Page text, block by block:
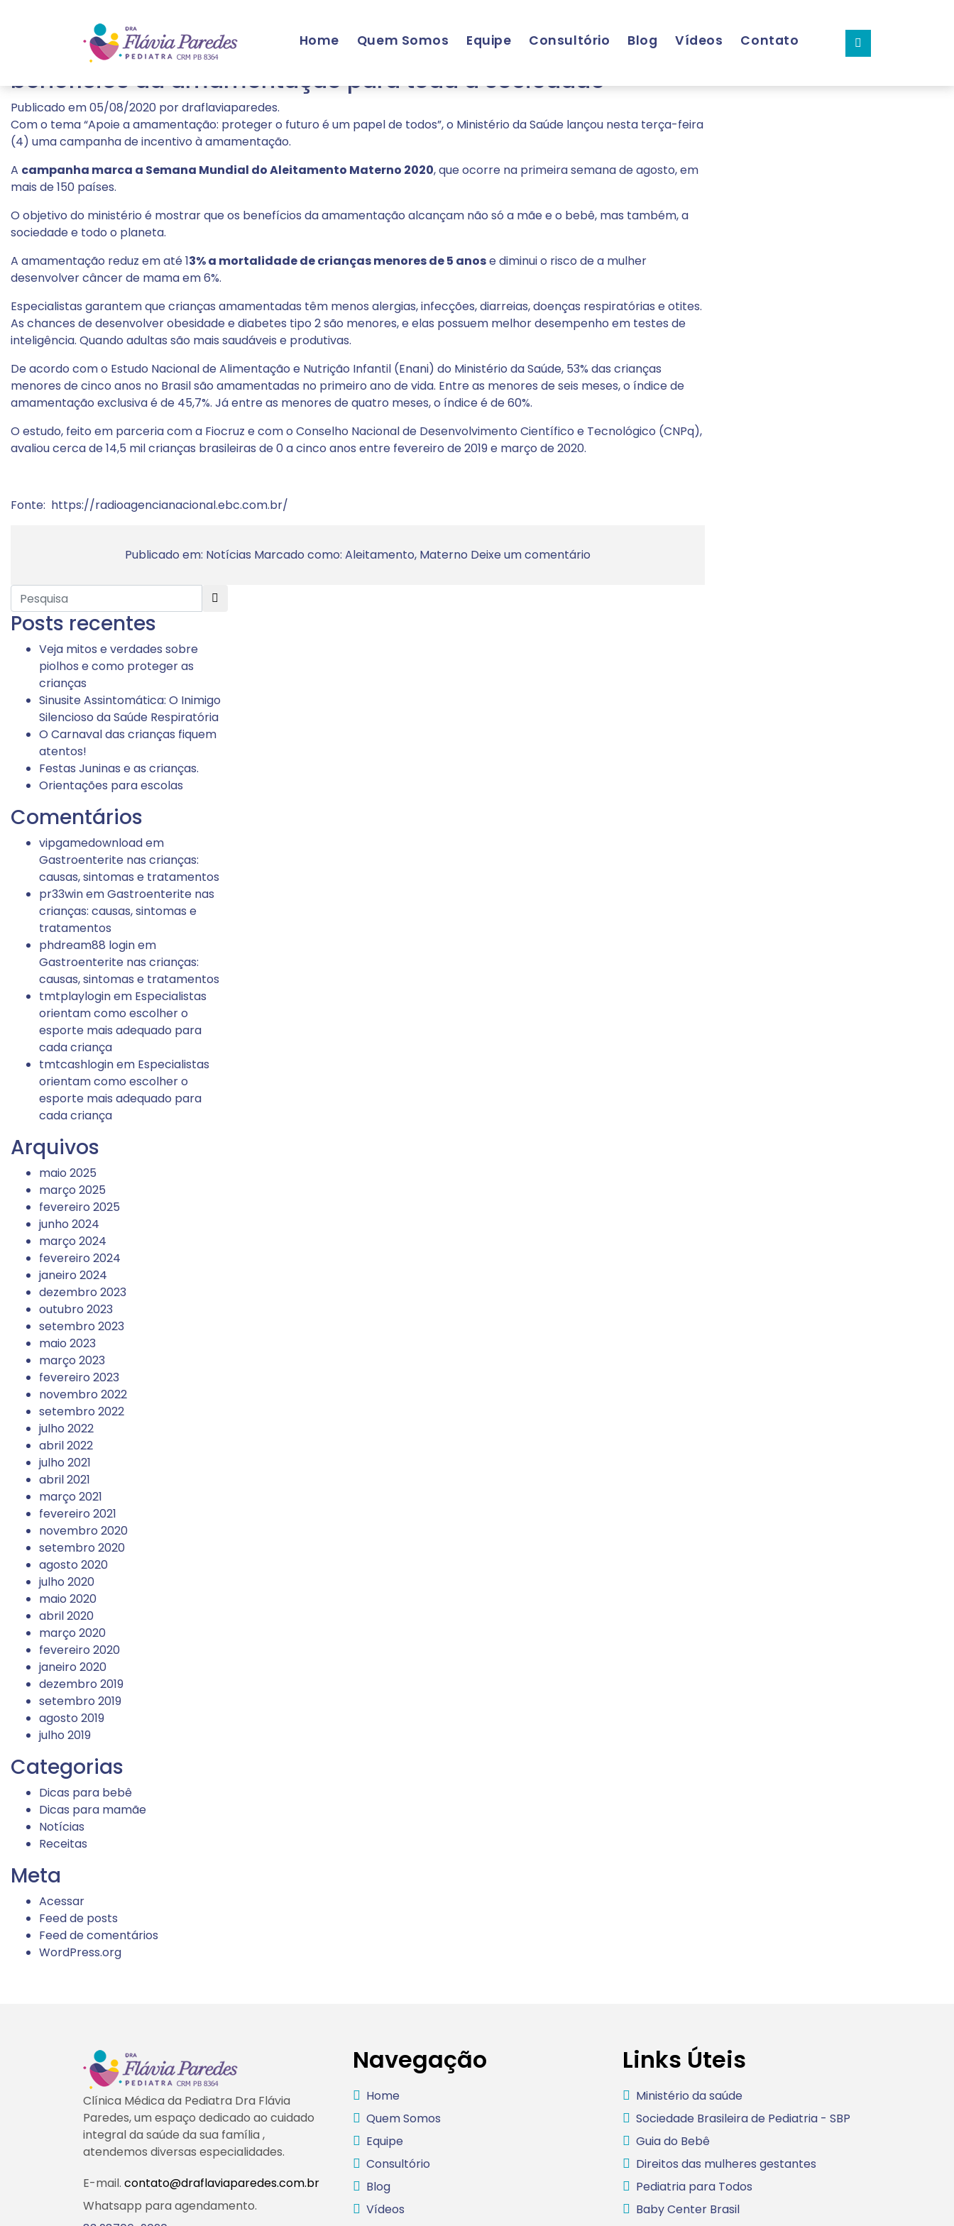
Home Quem Somos Equipe Consultório Blog Vídeos Contato
Aleitamento
Semana Mundial do Aleitamento Materno: entenda os
benefícios da amamentação para toda a sociedade
Publicado em05/08/2020 pordraflaviaparedes.
Com o tema “Apoie a amamentação: proteger o futuro é um papel de todos”, o Ministério da Saúde lançou nesta terça-feira
(4) uma campanha de incentivo à amamentação.
A campanha marca a Semana Mundial do Aleitamento Materno 2020, que ocorre na primeira semana de agosto, em
mais de 150 países.
O objetivo do ministério é mostrar que os benefícios da amamentação alcançam não só a mãe e o bebê, mas também, a
sociedade e todo o planeta.
A amamentação reduz em até 13% a mortalidade de crianças menores de 5 anose diminui o risco de a mulher
desenvolver câncer de mama em 6%.
Especialistas garantem que crianças amamentadas têm menos alergias, infecções, diarreias, doenças respiratórias e otites.
As chances de desenvolver obesidade e diabetes tipo 2 são menores, e elas possuem melhor desempenho em testes de
inteligência. Quando adultas são mais saudáveis e produtivas.
De acordo com o Estudo Nacional de Alimentação e Nutrição Infantil (Enani) do Ministério da Saúde, 53% das crianças
menores de cinco anos no Brasil são amamentadas no primeiro ano de vida. Entre as menores de seis meses, o índice de
amamentação exclusiva é de 45,7%. Já entre as menores de quatro meses, o índice é de 60%.
O estudo, feito em parceria com a Fiocruz e com o Conselho Nacional de Desenvolvimento Científico e Tecnológico (CNPq),
avaliou cerca de 14,5 mil crianças brasileiras de 0 a cinco anos entre fevereiro de 2019 e março de 2020.
Fonte: https://radioagencianacional.ebc.com.br/
Publicado em: Notícias Marcado como: Aleitamento, Materno Deixe um comentário
Posts recentes
Veja mitos e verdades sobre
piolhos e como proteger as
crianças
Sinusite Assintomática: O Inimigo
Silencioso da Saúde Respiratória
O Carnaval das crianças fiquem
atentos!
Festas Juninas e as crianças.
Orientações para escolas
Comentários
vipgamedownloadem
Gastroenterite nas crianças:
causas, sintomas e tratamentos
pr33winemGastroenterite nas
crianças: causas, sintomas e
tratamentos
phdream88 loginem
Gastroenterite nas crianças:
causas, sintomas e tratamentos
tmtplayloginem Especialistas
orientam como escolher o
esporte mais adequado para
cada criança
tmtcashloginem Especialistas
orientam como escolher o
esporte mais adequado para
cada criança
Arquivos
maio 2025
março 2025
fevereiro 2025
junho 2024
março 2024
fevereiro 2024
janeiro 2024
dezembro 2023
outubro 2023
setembro 2023
maio 2023
março 2023
fevereiro 2023
novembro 2022
setembro 2022
julho 2022
abril 2022
julho 2021
abril 2021
março 2021
fevereiro 2021
novembro 2020
setembro 2020
agosto 2020
julho 2020
maio 2020
abril 2020
março 2020
fevereiro 2020
janeiro 2020
dezembro 2019
setembro 2019
agosto 2019
julho 2019
Categorias
Dicas para bebê
Dicas para mamãe
Notícias
Receitas
Meta
Acessar
Feed de posts
Feed de comentários
WordPress.org
Clínica Médica da Pediatra Dra Flávia
Paredes, um espaço dedicado ao cuidado
integral da saúde da sua família ,
atendemos diversas especialidades.
E-mail. contato@draflaviaparedes.com.br
Whatsapp para agendamento.
Navegação
Home
Quem Somos
Equipe
Consultório
Blog
Vídeos
Links Úteis
Ministério da saúde
Sociedade Brasileira de Pediatria - SBP
Guia do Bebê
Direitos das mulheres gestantes
Pediatria para Todos
Baby Center Brasil